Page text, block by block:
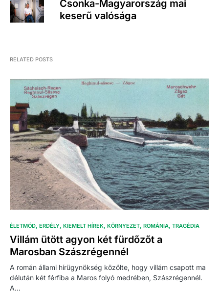
Csonka-Magyarország mai
keserű valósága
RELATED POSTS
ÉLETMÓD ERDÉLY KIEMELT HÍREK KÖRNYEZET ROMÁNIA TRAGÉDIA
Villám ütött agyon két fürdőzőt a
Marosban Szászrégennél
A román állami hírügynökség közölte, hogy villám csapott ma
délután két férfiba a Maros folyó medrében, Szászrégennél.
A…